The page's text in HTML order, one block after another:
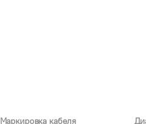
Маркировка кабеля